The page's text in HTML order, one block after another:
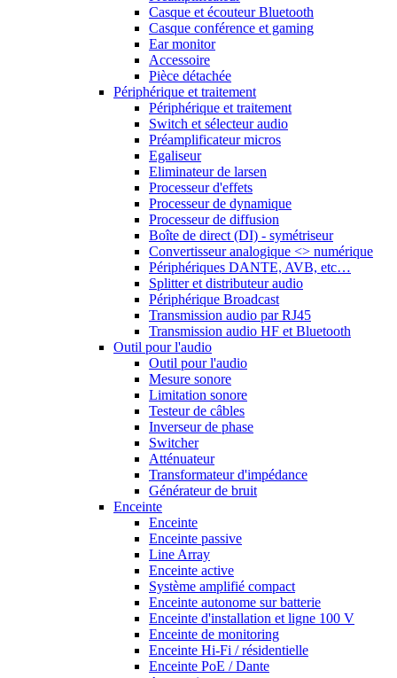
Casque et écouteur Bluetooth
Casque conférence et gaming
Ear monitor
Accessoire
Pièce détachée
Périphérique et traitement
Périphérique et traitement
Switch et sélecteur audio
Préamplificateur micros
Egaliseur
Eliminateur de larsen
Processeur d'effets
Processeur de dynamique
Processeur de diffusion
Boîte de direct (DI) - symétriseur
Convertisseur analogique <> numérique
Périphériques DANTE, AVB, etc…
Splitter et distributeur audio
Périphérique Broadcast
Transmission audio par RJ45
Transmission audio HF et Bluetooth
Outil pour l'audio
Outil pour l'audio
Mesure sonore
Limitation sonore
Testeur de câbles
Inverseur de phase
Switcher
Atténuateur
Transformateur d'impédance
Générateur de bruit
Enceinte
Enceinte
Enceinte passive
Line Array
Enceinte active
Système amplifié compact
Enceinte autonome sur batterie
Enceinte d'installation et ligne 100 V
Enceinte de monitoring
Enceinte Hi-Fi / résidentielle
Enceinte PoE / Dante